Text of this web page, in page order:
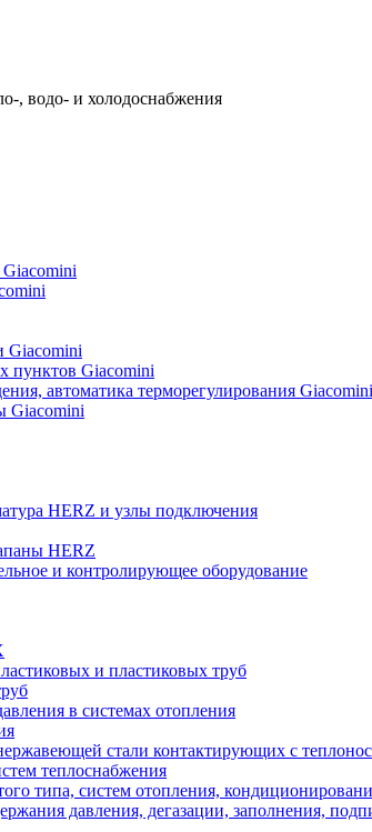
, водо- и холодоснабжения
Giacomini
пунктов Giacomini
автоматика терморегулирования Giacomini
Giacomini
HERZ и узлы подключения
HERZ
и контролирующее оборудование
и пластиковых труб
в системах отопления
стали контактирующих с
теплоснабжения
типа, систем отопления,
давления, дегазации, заполнения,